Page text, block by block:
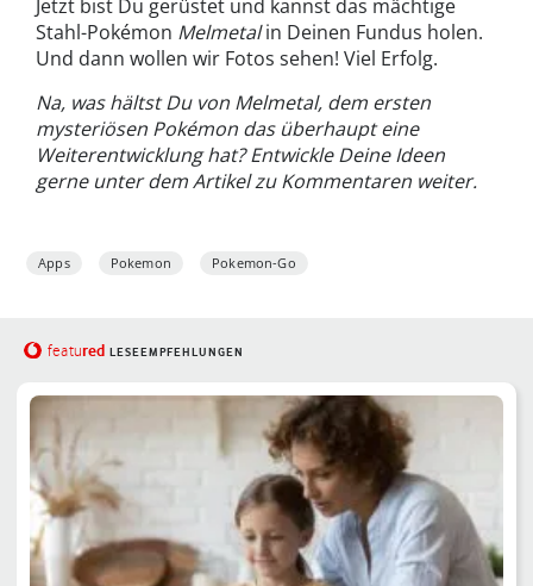
Jetzt bist Du gerüstet und kannst das mächtige
Stahl-Pokémon Melmetalin Deinen Fundus holen.
Und dann wollen wir Fotos sehen! Viel Erfolg.
Na, was hältst Du von Melmetal, dem ersten
mysteriösen Pokémon das überhaupt eine
Weiterentwicklung hat? Entwickle Deine Ideen
gerne unter dem Artikel zu Kommentaren weiter.
Apps Pokemon Pokemon-Go
featured LESEEMPFEHLUNGEN